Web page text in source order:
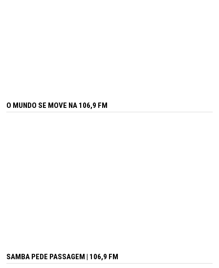
O MUNDO SE MOVE NA 106,9 FM
SAMBA PEDE PASSAGEM | 106,9 FM